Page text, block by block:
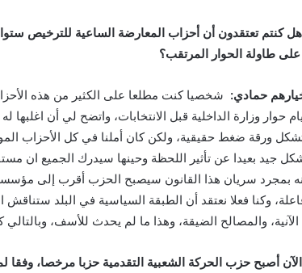
كنتم تعتقدون أن أحزاب المعارضة الساعية للترخيص
طاولة الحوار المرتقب؟
حمادي: شخصيا كنت مطلعا على الكثير من هذه
حوار وزارة الداخلية قبل الانتخابات، واتضح لي أن اغلبها له
ورقة ضغط حقيقية، ولكن كان أملنا في كل الأحزاب
جيد بعيدا عن تأثير اللحظة وحينها سيدرك الجميع ان
بمجرد سريان هذا القانون سيصبح الحزب أقرب إلى مؤسسة
وكنا فعلا نعتقد أن الطبقة السياسية في البلد ستناقش
والمصالح الضيقة، وهذا ما لم يحدث للأسف، وبالتالي
أصبح حزب الحركة الشعبية التقدمية حزبا مرخصا، وفقا